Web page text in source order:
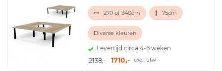
270 of 340cm 75cm
Diverse kleuren
Levertijd circa 4-6 weken
2138,- 1710,- excl. btw